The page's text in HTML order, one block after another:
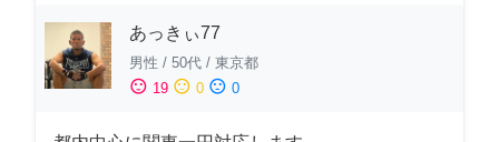
あっきぃ77
男性 / 50代 / 東京都
sentiment_satisfied 19 sentiment_neutral 0 sentiment_dissatisfied 0